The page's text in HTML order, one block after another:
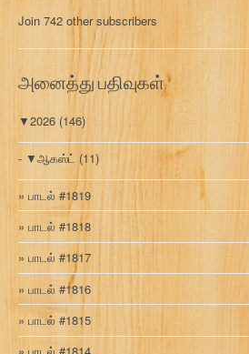
க
வ
Join 742 other subscribers
அனைத்து பதிவுகள்
▼2026 (146)
▼ஆகஸ்ட் (11)
பாடல் #1819
பாடல் #1818
பாடல் #1817
பாடல் #1816
பாடல் #1815